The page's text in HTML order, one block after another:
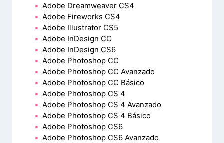
Adobe Dreamweaver CS4
Adobe Fireworks CS4
Adobe Illustrator CS5
Adobe InDesign CC
Adobe InDesign CS6
Adobe Photoshop CC
Adobe Photoshop CC Avanzado
Adobe Photoshop CC Básico
Adobe Photoshop CS 4
Adobe Photoshop CS 4 Avanzado
Adobe Photoshop CS 4 Básico
Adobe Photoshop CS6
Adobe Photoshop CS6 Avanzado